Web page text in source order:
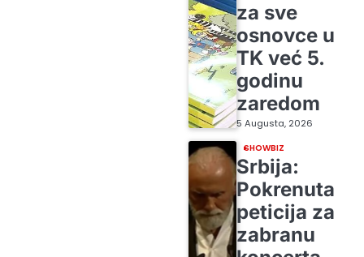
za sve
osnovce u
TK već 5.
godinu
zaredom
5 Augusta, 2026
SHOWBIZ
Srbija:
Pokrenuta
peticija za
zabranu